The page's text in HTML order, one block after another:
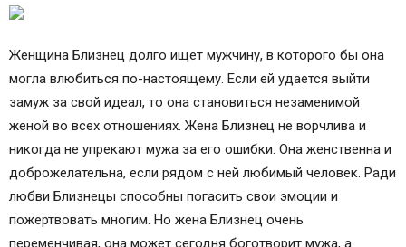
Женщина Близнец долго ищет мужчину, в которого бы она
могла влюбиться по-настоящему. Если ей удается выйти
замуж за свой идеал, то она становиться незаменимой
женой во всех отношениях. Жена Близнец не ворчлива и
никогда не упрекают мужа за его ошибки. Она женственна и
доброжелательна, если рядом с ней любимый человек. Ради
любви Близнецы способны погасить свои эмоции и
пожертвовать многим. Но жена Близнец очень